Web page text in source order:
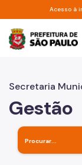
Pular para oAcesso à
Secretaria
Gestão